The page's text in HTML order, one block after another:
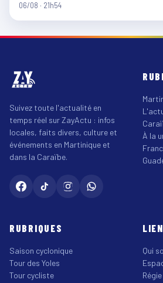
06/08 · 21h54
Suivez toute l'actualité en
temps réel sur ZayActu : infos
locales, faits divers, culture et
événements en Martinique et
dans la Caraïbe.
À la
RUBRIQUES
Saison cyclonique
Tour des Yoles
Tour cycliste
Qui